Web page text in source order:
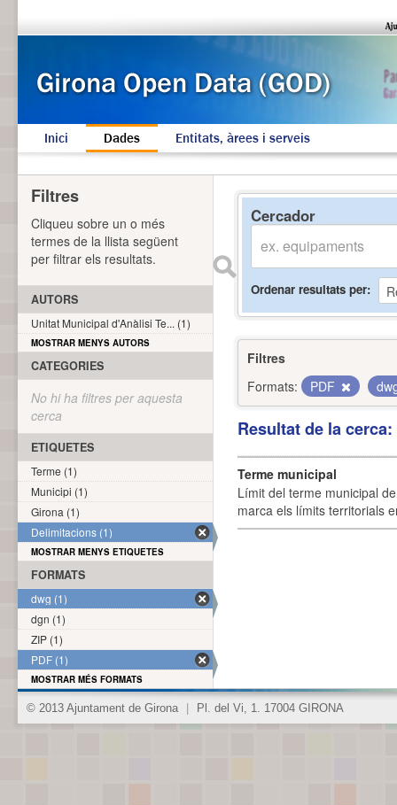
Inici Dades Entitats, àrees i serveis
Cercador
Ordenar resultats per
Filtres
Formats:
PDF
Resultat de la
Terme municipal
Límit del terme municipal
marca els límits territorials
Filtres
Cliqueu sobre un o més
termes de la llista següent
per filtrar els resultats.
AUTORS
Unitat Municipal d'Anàlisi Te... (1)
MOSTRAR MENYS AUTORS
CATEGORIES
No hi ha filtres per aquesta
cerca
ETIQUETES
Terme (1)
Municipi (1)
Girona (1)
Delimitacions (1)
MOSTRAR MENYS ETIQUETES
FORMATS
dwg (1)
dgn (1)
ZIP (1)
PDF (1)
MOSTRAR MÉS FORMATS
© 2013 Ajuntament de Girona Pl. del Vi, 1. 17004 GIRONA